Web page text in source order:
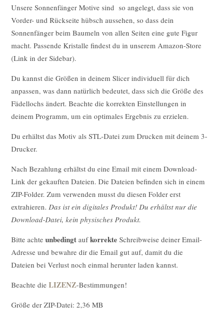
Unsere Sonnenfänger Motive sind so angelegt, dass sie von
Vorder- und Rückseite hübsch aussehen, so dass dein
Sonnenfänger beim Baumeln von allen Seiten eine gute Figur
macht. Passende Kristalle findest du in unserem Amazon-Store
(Link in der Sidebar).
Du kannst die Größen in deinem Slicer individuell für dich
anpassen, was dann natürlich bedeutet, dass sich die Größe des
Fädellochs ändert. Beachte die korrekten Einstellungen in
deinem Programm, um ein optimales Ergebnis zu erzielen.
Du erhältst das Motiv als STL-Datei zum Drucken mit deinem 3-
Drucker.
Nach Bezahlung erhältst du eine Email mit einem Download-
Link der gekauften Dateien. Die Dateien befinden sich in einem
ZIP-Folder. Zum verwenden musst du diesen Folder erst
extrahieren. Das ist ein digitales Produkt! Du erhältst nur die
Download-Datei, kein physisches Produkt.
Bitte achte unbedingtaufkorrekteSchreibweise deiner Email-
Adresse und bewahre dir die Email gut auf, damit du die
Dateien bei Verlust noch einmal herunter laden kannst.
Beachte die LIZENZ-Bestimmungen!
Größe der ZIP-Datei: 2,36 MB